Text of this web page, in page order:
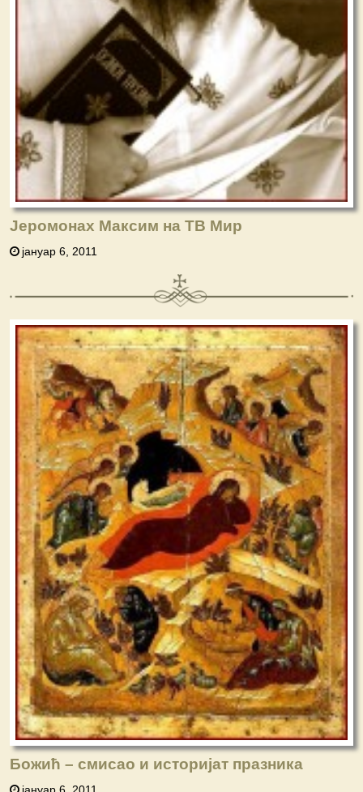
Јеромонах Максим на ТВ Мир
јануар 6, 2011
Божић – смисао и историјат празника
јануар 6, 2011